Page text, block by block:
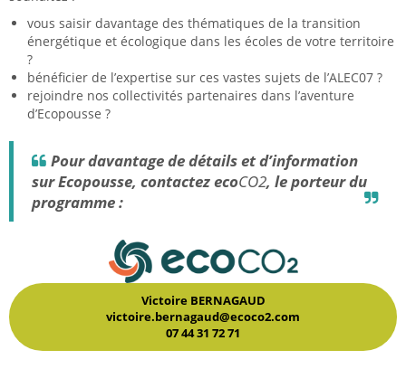
vous saisir davantage des thématiques de la transition
énergétique et écologique dans les écoles de votre territoire
?
bénéficier de l’expertise sur ces vastes sujets de l’ALEC07 ?
rejoindre nos collectivités partenaires dans l’aventure
d’Ecopousse ?
Pour davantage de détails et d’information
sur Ecopousse, contactez ecoCO2, le porteur du
programme :
Victoire BERNAGAUD
victoire.bernagaud@ecoco2.com
07 44 31 72 71